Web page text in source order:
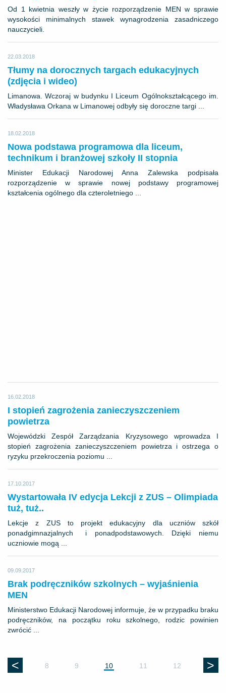
Od 1 kwietnia weszły w życie rozporządzenie MEN w sprawie
wysokości minimalnych stawek wynagrodzenia zasadniczego
nauczycieli.
22.03.2018
Tłumy na dorocznych targach edukacyjnych
(zdjęcia i wideo)
Limanowa. Wczoraj w budynku I Liceum Ogólnokształcącego im.
Władysława Orkana w Limanowej odbyły się doroczne targi ...
18.02.2018
Nowa podstawa programowa dla liceum,
technikum i branżowej szkoły II stopnia
Minister Edukacji Narodowej Anna Zalewska podpisała
rozporządzenie w sprawie nowej podstawy programowej
kształcenia ogólnego dla czteroletniego ...
16.02.2018
I stopień zagrożenia zanieczyszczeniem
powietrza
Wojewódzki Zespół Zarządzania Kryzysowego wprowadza I
stopień zagrożenia zanieczyszczeniem powietrza i ostrzega o
ryzyku przekroczenia poziomu ...
17.10.2017
Wystartowała IV edycja Lekcji z ZUS – Olimpiada
tuż, tuż..
Lekcje z ZUS to projekt edukacyjny dla uczniów szkół
ponadgimnazjalnych i ponadpodstawowych. Dzięki niemu
uczniowie mogą ...
09.09.2017
Brak podręczników szkolnych – wyjaśnienia
MEN
Ministerstwo Edukacji Narodowej informuje, że w przypadku braku
podręczników, na początku roku szkolnego, rodzic powinien
zwrócić ...
< 8 9 10 11 12 >